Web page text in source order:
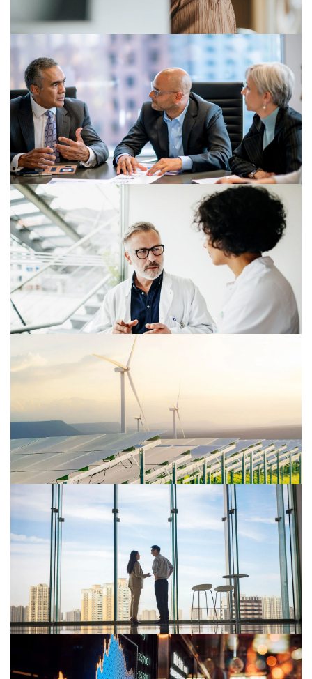
16/01/26
Mohou obchodníci zasahovat do
recenzí?
12/01/26
Digitální revoluce v odpovědnosti za
výrobky: Česko chystá zásadní
změnu zákona
19/12/25
Nové postupy a povinnosti u
pracovních úrazů
16/12/25
Rok se blíží ke konci a nastává
důležitá změna týkající se záruk
původu
26/11/25